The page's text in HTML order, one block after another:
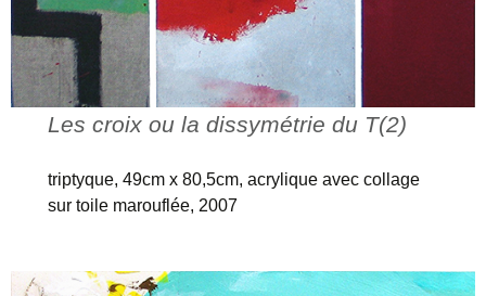
Les croix ou la dissymétrie du T(2)
triptyque, 49cm x 80,5cm, acrylique avec collage
sur toile marouflée, 2007